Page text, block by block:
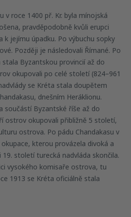
v roce 1400 př. Kr. byla mínojská
pravděpodobně kvůli erupci
k jejímu úpadku. Po výbuchu sopky
Později je následovali Římané. Po
Byzantskou provincií až do
okupovali po celé století (824–961
se Kréta stala doupětem
dnešním Heráklionu.
součástí Byzantské říše až do
ostrov okupovali přibližně 5 století,
ostrova. Po pádu Chandakasu v
kterou provázela divoká a
století turecká nadvláda skončila.
vysokého komisaře ostrova, tu
1913 se Kréta oficiálně stala